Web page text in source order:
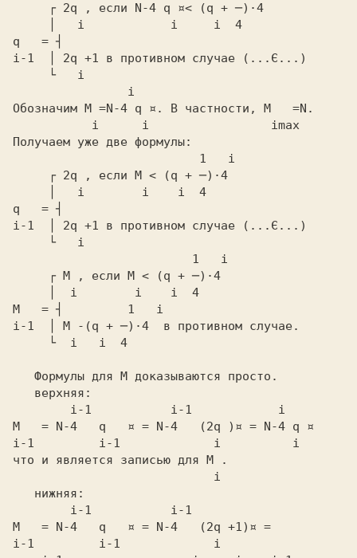
     ┌ 2q ,
если
     │   i            i     i  4
q   = ┤
i-1  │ 2q +1 в противном случае
     └   i
       i
Обозначим M =N-4 q ¤. В частности,
M   =N.
  i      i                 imax
     ┌ 2q ,
если
     │   i        i    i  4
q   = ┤
i-1  │ 2q +1 в противном случае
     ┌ M ,
если
     │  i        i    i  4
M   = ┤         1   i
i-1  │ M -(q + ─)·4
     └  i   i  4
   Формулы для
M доказываются просто.
        i-1           i-1            i
M   = N-4   q   ¤ = N-4   (2q )¤ = N-4 q ¤
i-1         i-1             i          i
что и является записью для M .
  i
        i-1           i-1
M   = N-4   q   ¤ = N-4   (2q +1)¤ =